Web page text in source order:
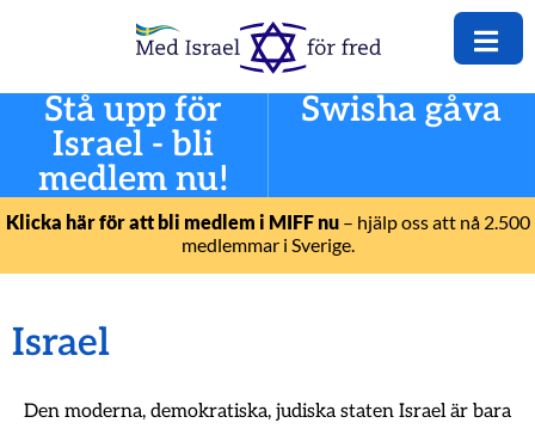
Stå upp för
Israel - bli
medlem nu!
Swisha gåva
Klicka här för att bli medlem i MIFF nu– hjälp oss att nå 2.500
medlemmar i Sverige.
Israel
Den moderna, demokratiska, judiska staten Israel är bara